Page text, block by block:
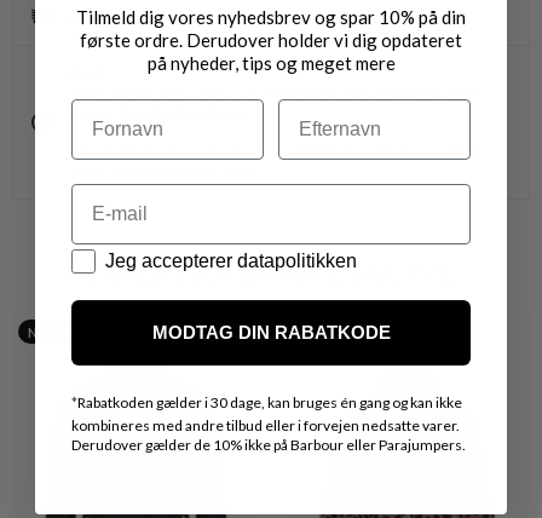
Levering 1-3 dage
Kontakt din nærmeste forretning for ydeligere info.
VARER FRA SAMME MÆRKE
Nyhed Nyhed
Tilmeld dig vores nyhedsbrev og spar 10% på din
første ordre. Derudover holder vi dig opdateret
på nyheder, tips og meget mere
Navn Efternavn
Email
Datapolitik
Jeg accepterer datapolitikken
MODTAG DIN RABATKODE
*Rabatkoden gælder i 30 dage, kan bruges én gang og kan ikke
kombineres med andre tilbud eller i forvejen nedsatte varer.
Derudover gælder de 10% ikke på Barbour eller Parajumpers.